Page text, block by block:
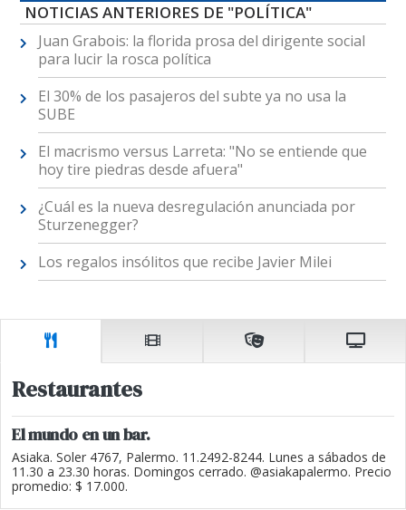
NOTICIAS ANTERIORES DE "POLÍTICA"
Juan Grabois: la florida prosa del dirigente social
para lucir la rosca política
El 30% de los pasajeros del subte ya no usa la
SUBE
El macrismo versus Larreta: "No se entiende que
hoy tire piedras desde afuera"
¿Cuál es la nueva desregulación anunciada por
Sturzenegger?
Los regalos insólitos que recibe Javier Milei
Restaurantes
El mundo en un bar.
Asiaka. Soler 4767, Palermo. 11.2492-8244. Lunes a sábados de
11.30 a 23.30 horas. Domingos cerrado. @asiakapalermo. Precio
promedio: $ 17.000.